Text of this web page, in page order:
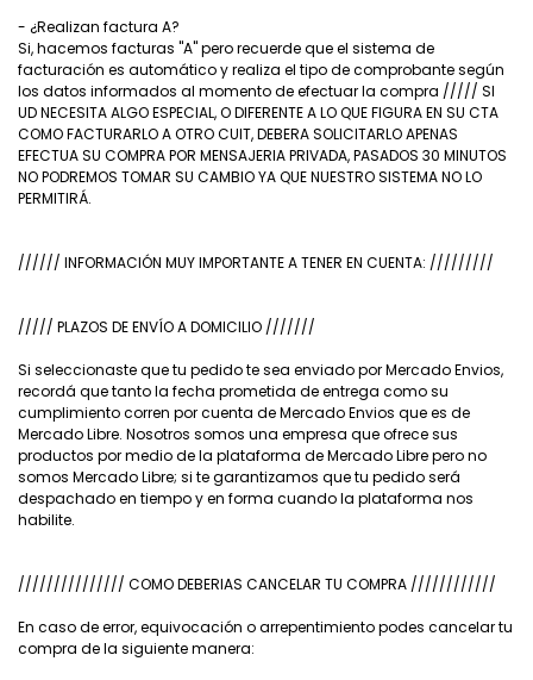
- ¿Realizan factura A?
Si, hacemos facturas "A" pero recuerde que el sistema de
facturación es automático y realiza el tipo de comprobante según
los datos informados al momento de efectuar la compra ///// SI
UD NECESITA ALGO ESPECIAL, O DIFERENTE A LO QUE FIGURA EN SU CTA
COMO FACTURARLO A OTRO CUIT, DEBERA SOLICITARLO APENAS
EFECTUA SU COMPRA POR MENSAJERIA PRIVADA, PASADOS 30 MINUTOS
NO PODREMOS TOMAR SU CAMBIO YA QUE NUESTRO SISTEMA NO LO
PERMITIRÁ.
////// INFORMACIÓN MUY IMPORTANTE A TENER EN CUENTA: /////////
///// PLAZOS DE ENVÍO A DOMICILIO ///////
Si seleccionaste que tu pedido te sea enviado por Mercado Envios,
recordá que tanto la fecha prometida de entrega como su
cumplimiento corren por cuenta de Mercado Envios que es de
Mercado Libre. Nosotros somos una empresa que ofrece sus
productos por medio de la plataforma de Mercado Libre pero no
somos Mercado Libre; si te garantizamos que tu pedido será
despachado en tiempo y en forma cuando la plataforma nos
habilite.
/////////////// COMO DEBERIAS CANCELAR TU COMPRA ////////////
En caso de error, equivocación o arrepentimiento podes cancelar tu
compra de la siguiente manera: